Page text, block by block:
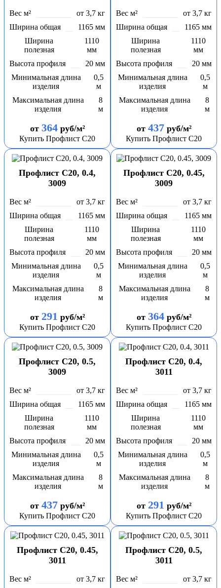
Вес м²
от 3,7 кг
Ширина общая
1165 мм
Ширина
полезная
1110
мм
Высота профиля
20 мм
Минимальная длина
изделия
0,5
м
Максимальная длина
изделия
8
м
от 364руб/м²
Купить Профлист С20
Вес м²
от 3,7 кг
Ширина общая
1165 мм
Ширина
полезная
1110
мм
Высота профиля
20 мм
Минимальная длина
изделия
0,5
м
Максимальная длина
изделия
8
м
от 437руб/м²
Купить Профлист С20
Профлист С20, 0.4,
3009
Вес м²
от 3,7 кг
Ширина общая
1165 мм
Ширина
полезная
1110
мм
Высота профиля
20 мм
Минимальная длина
изделия
0,5
м
Максимальная длина
изделия
8
м
от 291 руб/м²
Купить Профлист С20
Профлист С20, 0.45,
3009
Вес м²
от 3,7 кг
Ширина общая
1165 мм
Ширина
полезная
1110
мм
Высота профиля
20 мм
Минимальная длина
изделия
0,5
м
Максимальная длина
изделия
8
м
от 364руб/м²
Купить Профлист С20
Профлист С20, 0.5,
3009
Вес м²
от 3,7 кг
Ширина общая
1165 мм
Ширина
полезная
1110
мм
Высота профиля
20 мм
Минимальная длина
изделия
0,5
м
Максимальная длина
изделия
8
м
от 437руб/м²
Купить Профлист С20
Профлист С20, 0.4,
3011
Вес м²
от 3,7 кг
Ширина общая
1165 мм
Ширина
полезная
1110
мм
Высота профиля
20 мм
Минимальная длина
изделия
0,5
м
Максимальная длина
изделия
8
м
от 291 руб/м²
Купить Профлист С20
Профлист С20, 0.45,
3011
Вес м²
от 3,7 кг
Профлист С20, 0.5,
3011
Вес м²
от 3,7 кг